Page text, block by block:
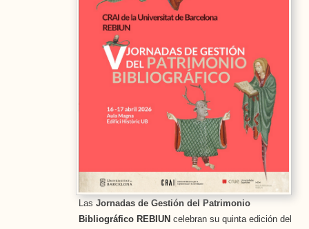
Las Jornadas de Gestión del Patrimonio
Bibliográfico REBIUN celebran su quinta edición del